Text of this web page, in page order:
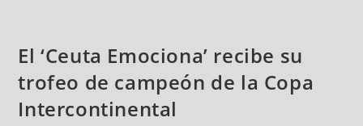
El ‘Ceuta Emociona’ recibe su
trofeo de campeón de la Copa
Intercontinental